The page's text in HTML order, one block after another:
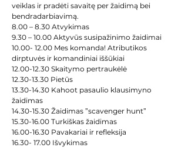
veiklas ir pradėti savaitę per žaidimą bei
bendradarbiavimą.
8.00 – 8.30 Atvykimas
9.30 – 10.00 Aktyvūs susipažinimo žaidimai
10.00- 12.00 Mes komanda! Atributikos
dirptuvės ir komandiniai iššūkiai
12.00-12.30 Skaitymo pertraukėlė
12.30-13.30 Pietūs
13.30-14.30 Kahoot pasaulio klausimyno
žaidimas
14.30-15.30 Žaidimas ”scavenger hunt”
15.30-16.00 Turkiškas žaidimas
16.00-16.30 Pavakariai ir refleksija
16.30- 17.00 Išvykimas